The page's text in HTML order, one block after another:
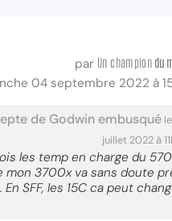
par Un champion du
04 septembre 2022 à
de Godwin embusqué
juillet 2022 à
les temp en charge du
mon 3700x va sans doute
SFF, les 15C ca peut